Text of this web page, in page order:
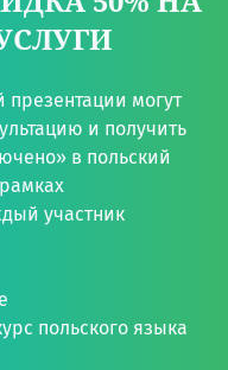
могут
и получить
в польский
участник
польского языка